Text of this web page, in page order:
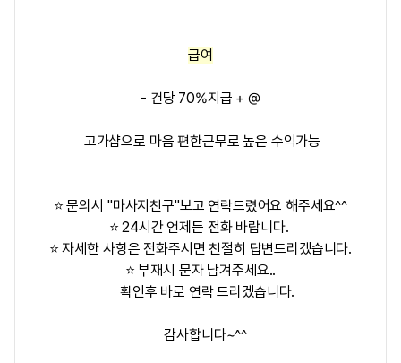
급여
- 건당 70%지급 + @
고가샵으로 마음 편한근무로 높은 수익가능
⭐ 문의시 "마사지친구"보고 연락드렸어요 해주세요^^
⭐ 24시간 언제든 전화 바랍니다.
⭐ 자세한 사항은 전화주시면 친절히 답변드리겠습니다.
⭐ 부재시 문자 남겨주세요..
확인후 바로 연락 드리겠습니다.
감사합니다~^^